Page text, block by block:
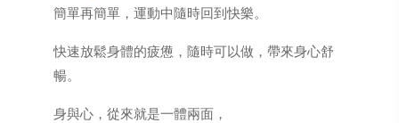
簡單再簡單，運動中隨時回到快樂。
快速放鬆身體的疲憊，隨時可以做，帶來身心舒
暢。
身與心，從來就是一體兩面，